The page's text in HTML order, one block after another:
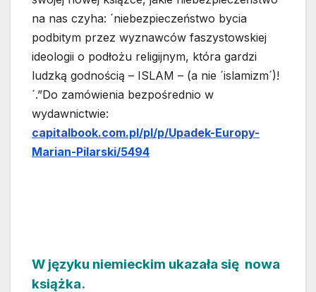
na nas czyha: ´niebezpieczeństwo bycia
podbitym przez wyznawców faszystowskiej
ideologii o podłożu religijnym, która gardzi
ludzką godnością – ISLAM – (a nie ´islamizm´)!
´.”Do zamówienia bezpośrednio w
wydawnictwie:
capitalbook.com.pl/pl/p/Upadek-Europy-
Marian-Pilarski/5494
W języku niemieckim ukazała się nowa
książka.